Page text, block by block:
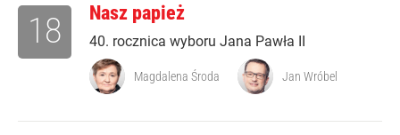
Nasz papież
40. rocznica wyboru Jana Pawła II
18
Magdalena Środa Jan Wróbel